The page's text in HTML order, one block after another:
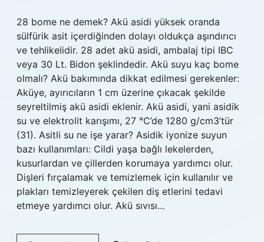
28 bome ne demek? Akü asidi yüksek oranda
sülfürik asit içerdiğinden dolayı oldukça aşındırıcı
ve tehlikelidir. 28 adet akü asidi, ambalaj tipi IBC
veya 30 Lt. Bidon şeklindedir. Akü suyu kaç bome
olmalı? Akü bakımında dikkat edilmesi gerekenler:
Aküye, ayırıcıların 1 cm üzerine çıkacak şekilde
seyreltilmiş akü asidi eklenir. Akü asidi, yani asidik
su ve elektrolit karışımı, 27 °C’de 1280 g/cm3’tür
(31). Asitli su ne işe yarar? Asidik iyonize suyun
bazı kullanımları: Cildi yaşa bağlı lekelerden,
kusurlardan ve çillerden korumaya yardımcı olur.
Dişleri fırçalamak ve temizlemek için kullanılır ve
plakları temizleyerek çekilen diş etlerini tedavi
etmeye yardımcı olur. Akü sıvısı…